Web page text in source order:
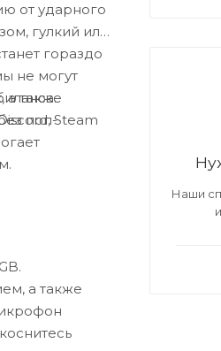
от ударного
гулкий или
гораздо
не могут
поп-
а также
Steam
а также
Наши